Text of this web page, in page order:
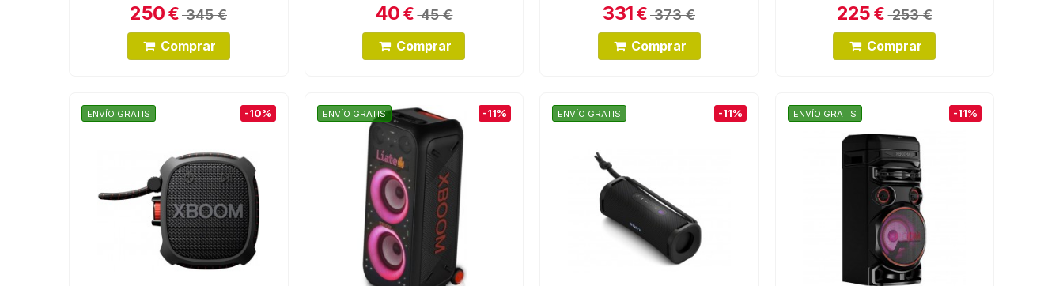
250€345 €
Comprar
40 € 45 €
Comprar
331 €373 €
Comprar
225 € 253 €
Comprar
ENVÍO GRATIS -10% ENVÍO GRATIS -11% ENVÍO GRATIS -11% ENVÍO GRATIS -11%